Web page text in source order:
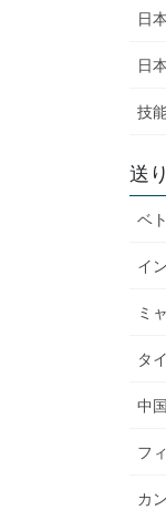
日
日
技
送
ベ
イ
ミ
タイ
中国
フ
カ